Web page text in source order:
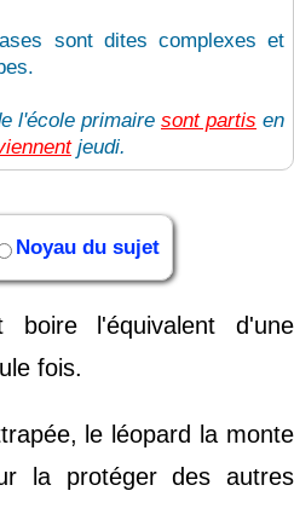
sont dites complexes et
l'école primaire sont partis en
jeudi.
Noyau du sujet
boire l'équivalent
d'une
fois.
le léopard la monte
la protéger des autres